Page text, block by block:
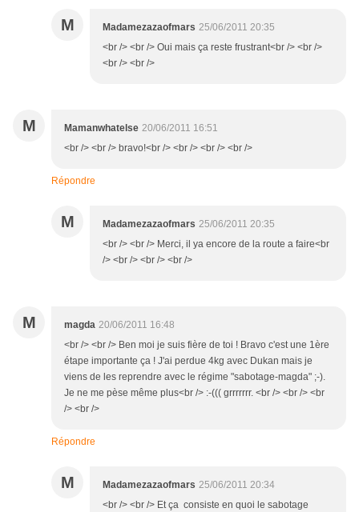
M Madamezazaofmars 25/06/2011 20:35
<br /> <br /> Oui mais ça reste frustrant<br /> <br />
<br /> <br />
M Mamanwhatelse 20/06/2011 16:51
<br /> <br /> bravo!<br /> <br /> <br /> <br />
Répondre
M Madamezazaofmars 25/06/2011 20:35
<br /> <br /> Merci, il ya encore de la route a faire<br
/> <br /> <br /> <br />
M magda 20/06/2011 16:48
<br /> <br /> Ben moi je suis fière de toi ! Bravo c'est une 1ère
étape importante ça ! J'ai perdue 4kg avec Dukan mais je
viens de les reprendre avec le régime "sabotage-magda" ;-).
Je ne me pèse même plus<br /> :-((( grrrrrrr. <br /> <br /> <br
/> <br />
Répondre
M Madamezazaofmars 25/06/2011 20:34
<br /> <br /> Et ça consiste en quoi le sabotage